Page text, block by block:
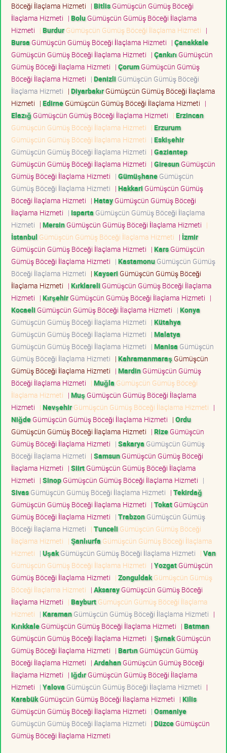
Böceği İlaçlama Hizmeti | BitlisGümüşcün Gümüş Böceği
İlaçlama Hizmeti | BoluGümüşcün Gümüş Böceği İlaçlama
Hizmeti | BurdurGümüşcün Gümüş Böceği İlaçlama Hizmeti |
Bursa Gümüşcün Gümüş Böceği İlaçlama Hizmeti | Çanakkale
Gümüşcün Gümüş Böceği İlaçlama Hizmeti | Çankırı Gümüşcün
Gümüş Böceği İlaçlama Hizmeti | ÇorumGümüşcün Gümüş
Böceği İlaçlama Hizmeti | Denizli Gümüşcün Gümüş Böceği
İlaçlama Hizmeti | DiyarbakırGümüşcün Gümüş Böceği İlaçlama
Hizmeti | EdirneGümüşcün Gümüş Böceği İlaçlama Hizmeti |
Elazığ Gümüşcün Gümüş Böceği İlaçlama Hizmeti | Erzincan
Gümüşcün Gümüş Böceği İlaçlama Hizmeti | Erzurum
Gümüşcün Gümüş Böceği İlaçlama Hizmeti | Eskişehir
Gümüşcün Gümüş Böceği İlaçlama Hizmeti | Gaziantep
Gümüşcün Gümüş Böceği İlaçlama Hizmeti | GiresunGümüşcün
Gümüş Böceği İlaçlama Hizmeti | GümüşhaneGümüşcün
Gümüş Böceği İlaçlama Hizmeti | Hakkari Gümüşcün Gümüş
Böceği İlaçlama Hizmeti | HatayGümüşcün Gümüş Böceği
İlaçlama Hizmeti | Isparta Gümüşcün Gümüş Böceği İlaçlama
Hizmeti | MersinGümüşcün Gümüş Böceği İlaçlama Hizmeti |
İstanbul Gümüşcün Gümüş Böceği İlaçlama Hizmeti | İzmir
Gümüşcün Gümüş Böceği İlaçlama Hizmeti | KarsGümüşcün
Gümüş Böceği İlaçlama Hizmeti | KastamonuGümüşcün Gümüş
Böceği İlaçlama Hizmeti | Kayseri Gümüşcün Gümüş Böceği
İlaçlama Hizmeti | Kırklareli Gümüşcün Gümüş Böceği İlaçlama
Hizmeti | KırşehirGümüşcün Gümüş Böceği İlaçlama Hizmeti |
Kocaeli Gümüşcün Gümüş Böceği İlaçlama Hizmeti | Konya
Gümüşcün Gümüş Böceği İlaçlama Hizmeti | Kütahya
Gümüşcün Gümüş Böceği İlaçlama Hizmeti | Malatya
Gümüşcün Gümüş Böceği İlaçlama Hizmeti | Manisa Gümüşcün
Gümüş Böceği İlaçlama Hizmeti | Kahramanmaraş Gümüşcün
Gümüş Böceği İlaçlama Hizmeti | MardinGümüşcün Gümüş
Böceği İlaçlama Hizmeti | Muğla Gümüşcün Gümüş Böceği
İlaçlama Hizmeti | Muş Gümüşcün Gümüş Böceği İlaçlama
Hizmeti | NevşehirGümüşcün Gümüş Böceği İlaçlama Hizmeti |
NiğdeGümüşcün Gümüş Böceği İlaçlama Hizmeti | Ordu
Gümüşcün Gümüş Böceği İlaçlama Hizmeti | RizeGümüşcün
Gümüş Böceği İlaçlama Hizmeti | Sakarya Gümüşcün Gümüş
Böceği İlaçlama Hizmeti | SamsunGümüşcün Gümüş Böceği
İlaçlama Hizmeti | SiirtGümüşcün Gümüş Böceği İlaçlama
Hizmeti | SinopGümüşcün Gümüş Böceği İlaçlama Hizmeti |
SivasGümüşcün Gümüş Böceği İlaçlama Hizmeti | Tekirdağ
Gümüşcün Gümüş Böceği İlaçlama Hizmeti | TokatGümüşcün
Gümüş Böceği İlaçlama Hizmeti | TrabzonGümüşcün Gümüş
Böceği İlaçlama Hizmeti | Tunceli Gümüşcün Gümüş Böceği
İlaçlama Hizmeti | Şanlıurfa Gümüşcün Gümüş Böceği İlaçlama
Hizmeti | UşakGümüşcün Gümüş Böceği İlaçlama Hizmeti | Van
Gümüşcün Gümüş Böceği İlaçlama Hizmeti | YozgatGümüşcün
Gümüş Böceği İlaçlama Hizmeti | ZonguldakGümüşcün Gümüş
Böceği İlaçlama Hizmeti | AksarayGümüşcün Gümüş Böceği
İlaçlama Hizmeti | BayburtGümüşcün Gümüş Böceği İlaçlama
Hizmeti | KaramanGümüşcün Gümüş Böceği İlaçlama Hizmeti |
KırıkkaleGümüşcün Gümüş Böceği İlaçlama Hizmeti | Batman
Gümüşcün Gümüş Böceği İlaçlama Hizmeti | ŞırnakGümüşcün
Gümüş Böceği İlaçlama Hizmeti | BartınGümüşcün Gümüş
Böceği İlaçlama Hizmeti | ArdahanGümüşcün Gümüş Böceği
İlaçlama Hizmeti | IğdırGümüşcün Gümüş Böceği İlaçlama
Hizmeti | Yalova Gümüşcün Gümüş Böceği İlaçlama Hizmeti |
KarabükGümüşcün Gümüş Böceği İlaçlama Hizmeti | Kilis
Gümüşcün Gümüş Böceği İlaçlama Hizmeti | Osmaniye
Gümüşcün Gümüş Böceği İlaçlama Hizmeti | DüzceGümüşcün
Gümüş Böceği İlaçlama Hizmeti